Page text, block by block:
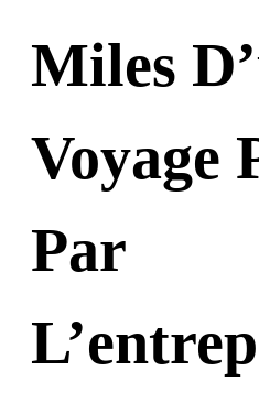
Miles
Voyage
Par